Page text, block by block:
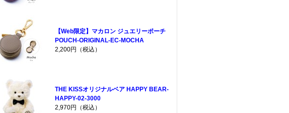
【Web限定】マカロン ジュエリーポーチ
POUCH-ORIGINAL-EC-MOCHA
2,200円（税込）
THE KISSオリジナルベア HAPPY BEAR-
HAPPY-02-3000
2,970円（税込）